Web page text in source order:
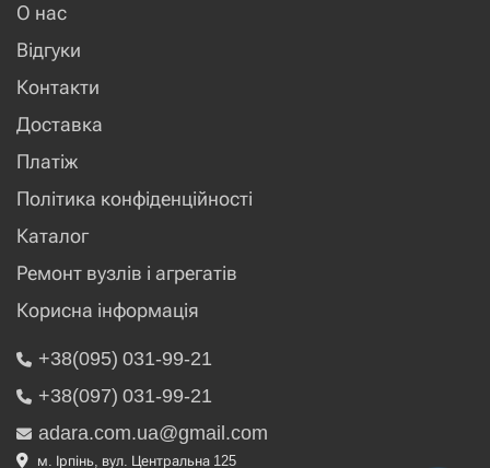
О нас
Відгуки
Контакти
Доставка
Платіж
Політика конфіденційності
Каталог
Ремонт вузлів і агрегатів
Корисна інформація
+38(095) 031-99-21
+38(097) 031-99-21
adara.com.ua@gmail.com
м. Ірпінь, вул. Центральна 125